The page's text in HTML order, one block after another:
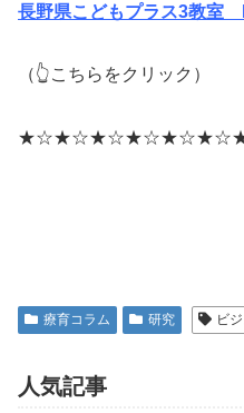
長野県こどもプラス3教室
（👆こちらをクリック）
療育コラム 研究 ビ
人気記事